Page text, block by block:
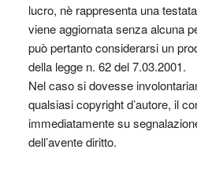
lucro, nè rappresenta una
viene aggiornata senza alcuna
può pertanto considerarsi un
della legge n. 62 del 7.03.2001.
Nel caso si dovesse
qualsiasi copyright d’autore, il
immediatamente su
dell’avente diritto.